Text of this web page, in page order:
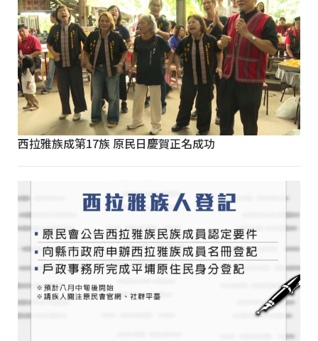
西拉雅族成第17族 原民日慶賀正名成功